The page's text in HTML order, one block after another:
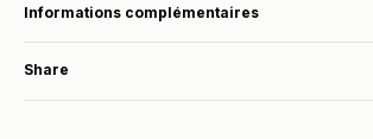
Informations complémentaires
Share